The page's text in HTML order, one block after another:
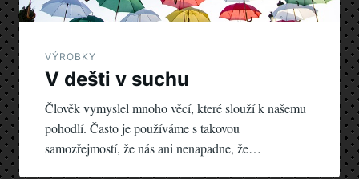
VÝROBKY
V dešti v suchu
Člověk vymyslel mnoho věcí, které slouží k našemu
pohodlí. Často je používáme s takovou
samozřejmostí, že nás ani nenapadne, že…